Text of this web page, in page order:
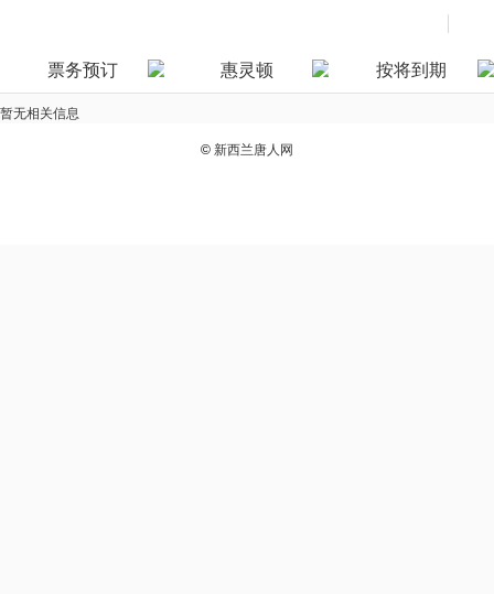
票务预订 惠灵顿 按将到期
暂无相关信息
© 新西兰唐人网